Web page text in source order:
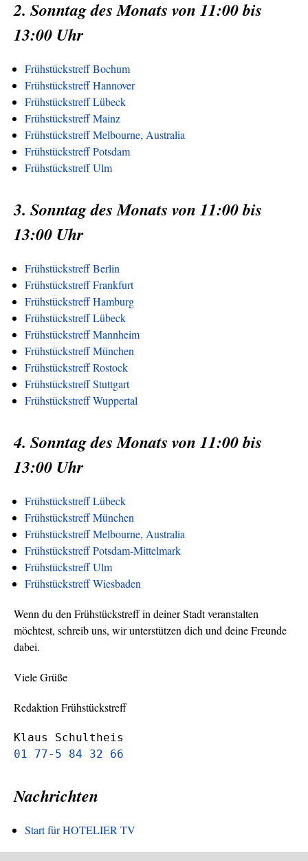
2. Sonntag des Monats von 11:00 bis
13:00 Uhr
Frühstückstreff Bochum
Frühstückstreff Hannover
Frühstückstreff Lübeck
Frühstückstreff Mainz
Frühstückstreff Melbourne, Australia
Frühstückstreff Potsdam
Frühstückstreff Ulm
3. Sonntag des Monats von 11:00 bis
13:00 Uhr
Frühstückstreff Berlin
Frühstückstreff Frankfurt
Frühstückstreff Hamburg
Frühstückstreff Lübeck
Frühstückstreff Mannheim
Frühstückstreff München
Frühstückstreff Rostock
Frühstückstreff Stuttgart
Frühstückstreff Wuppertal
4. Sonntag des Monats von 11:00 bis
13:00 Uhr
Frühstückstreff Lübeck
Frühstückstreff München
Frühstückstreff Melbourne, Australia
Frühstückstreff Potsdam-Mittelmark
Frühstückstreff Ulm
Frühstückstreff Wiesbaden
Wenn du den Frühstückstreff in deiner Stadt veranstalten
möchtest, schreib uns, wir unterstützen dich und deine Freunde
dabei.
Viele Grüße
Redaktion Frühstückstreff
Klaus Schultheis
01 77-5 84 32 66
Nachrichten
Start für HOTELIER TV